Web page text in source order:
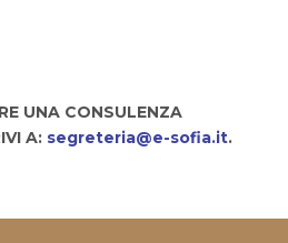
UNA CONSULENZA
A: segreteria@e-sofia.it.